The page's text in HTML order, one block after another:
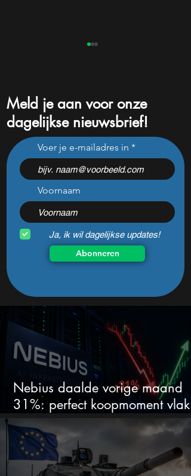
Deze topman kreeg bij
Unilever geen inwerktijd
Meld je aan voor onze
dagelijkse nieuwsbrief!
Voer je e-mailadres in
Voornaam
Ja, ik wil dagelijkse updates!
Abonneren
Nebius daalde vorige maand
31%: perfect koopmoment vlak
voor kwartaalcijfers?